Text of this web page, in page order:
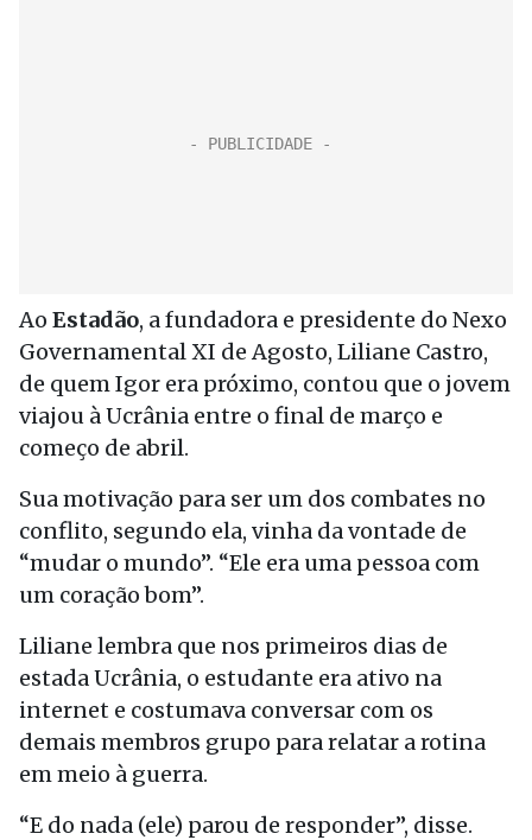
Ao Estadão, a fundadora e presidente do Nexo
Governamental XI de Agosto, Liliane Castro,
de quem Igor era próximo, contou que o jovem
viajou à Ucrânia entre o final de março e
começo de abril.
Sua motivação para ser um dos combates no
conflito, segundo ela, vinha da vontade de
“mudar o mundo”. “Ele era uma pessoa com
um coração bom”.
Liliane lembra que nos primeiros dias de
estada Ucrânia, o estudante era ativo na
internet e costumava conversar com os
demais membros grupo para relatar a rotina
em meio à guerra.
“E do nada (ele) parou de responder”, disse.